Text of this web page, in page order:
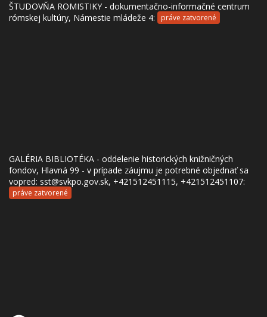
ŠTUDOVŇA ROMISTIKY - dokumentačno-informačné centrum
rómskej kultúry, Námestie mládeže 4:
práve zatvorené
GALÉRIA BIBLIOTÉKA - oddelenie historických knižničných
fondov, Hlavná 99 - v prípade záujmu je potrebné objednať sa
vopred: sst@svkpo.gov.sk, +421512451115, +421512451107:
práve zatvorené